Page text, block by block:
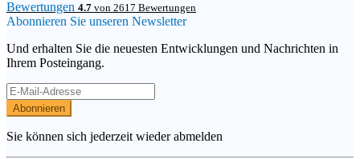
Bewertungen 4.7 von 2617 Bewertungen
Abonnieren Sie unseren Newsletter
Und erhalten Sie die neuesten Entwicklungen und Nachrichten in
Ihrem Posteingang.
Abonnieren
Sie können sich jederzeit wieder abmelden